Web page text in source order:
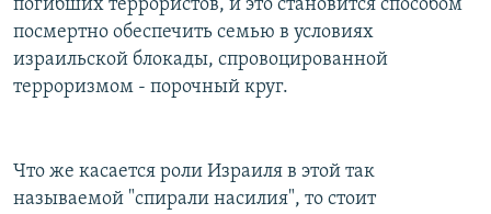
погибших террористов, и это становится способом
посмертно обеспечить семью в условиях
израильской блокады, спровоцированной
терроризмом - порочный круг.
Что же касается роли Израиля в этой так
называемой "спирали насилия", то стоит